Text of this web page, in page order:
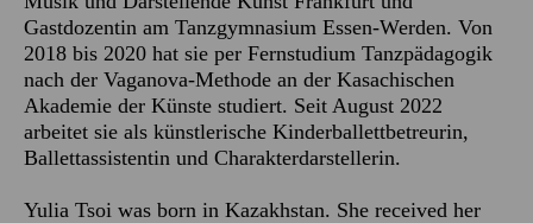
Gastdozentin am Tanzgymnasium Essen-Werden. Von
2018 bis 2020 hat sie per Fernstudium Tanzpädagogik
nach der Vaganova-Methode an der Kasachischen
Akademie der Künste studiert. Seit August 2022
arbeitet sie als künstlerische Kinderballettbetreurin,
Ballettassistentin und Charakterdarstellerin.
Yulia Tsoi was born in Kazakhstan. She received her